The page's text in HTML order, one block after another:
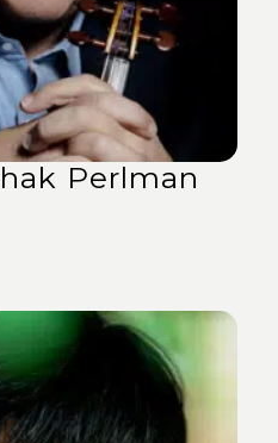
Perlman